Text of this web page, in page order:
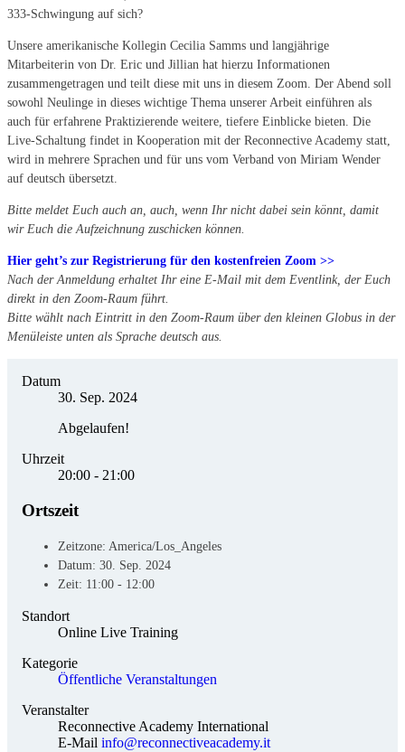
333-Schwingung auf sich?
Unsere amerikanische Kollegin Cecilia Samms und langjährige
Mitarbeiterin von Dr. Eric und Jillian hat hierzu Informationen
zusammengetragen und teilt diese mit uns in diesem Zoom. Der Abend soll
sowohl Neulinge in dieses wichtige Thema unserer Arbeit einführen als
auch für erfahrene Praktizierende weitere, tiefere Einblicke bieten. Die
Live-Schaltung findet in Kooperation mit der Reconnective Academy statt,
wird in mehrere Sprachen und für uns vom Verband von Miriam Wender
auf deutsch übersetzt.
Bitte meldet Euch auch an, auch, wenn Ihr nicht dabei sein könnt, damit
wir Euch die Aufzeichnung zuschicken können.
Hier geht’s zur Registrierung für den kostenfreien Zoom >>
Nach der Anmeldung erhaltet Ihr eine E-Mail mit dem Eventlink, der Euch
direkt in den Zoom-Raum führt.
Bitte wählt nach Eintritt in den Zoom-Raum über den kleinen Globus in der
Menüleiste unten als Sprache deutsch aus.
Datum
30. Sep. 2024
Abgelaufen!
Uhrzeit
20:00 - 21:00
Ortszeit
Zeitzone: America/Los_Angeles
Datum: 30. Sep. 2024
Zeit: 11:00 - 12:00
Standort
Online Live Training
Kategorie
Öffentliche Veranstaltungen
Veranstalter
Reconnective Academy International
E-Mail info@reconnectiveacademy.it